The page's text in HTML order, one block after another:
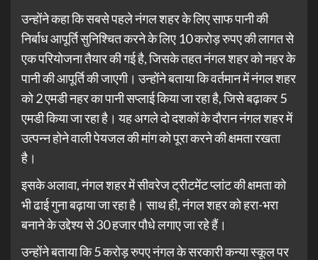
उन्होंने कहा कि सबसे पहले नंगल शहर के लिए साफ पानी की
निर्बाध आपूर्ति सुनिश्चित करने के लिए 10 करोड़ रुपए की लागत से
एक परियोजना तैयार की गई है, जिसके तहत नंगल शहर को नहर के
पानी की आपूर्ति की जाएगी। उन्होंने बताया कि वर्तमान में नंगल शहर
को 2 एमडी नहर का पानी सप्लाई किया जा रहा है, जिसे बढ़ाकर 5
एमडी किया जा रहा है। यह अगले दो दशकों के दौरान नंगल शहर में
उत्पन्न होने वाली पेयजल की मांग को पूरा करने की क्षमता रखता
है।
इसके अलावा, नंगल शहर में सीवरेज ट्रीटमेंट प्लांट की क्षमता को
भी ढाई गुना बढ़ाया जा रहा है। साथ ही, नंगल शहर को हरा-भरा
बनाने के उद्देश्य से 30 हजार पौधे लगाए जा रहे हैं।
उन्होंने बताया कि 5 करोड़ रुपए नंगल के सरकारी कन्या स्कूल पर